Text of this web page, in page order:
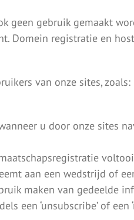
geen gebruik gemaakt
Domein registratie en
van onze sites, zoals:
u door onze sites
aan een wedstrijd of
maken van gedeelde
‘unsubscribe’ of een